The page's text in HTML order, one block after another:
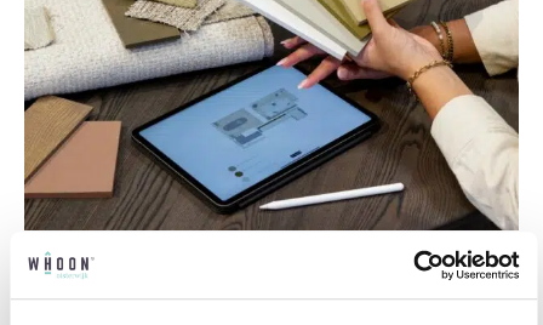
Professioneel interieuradvies